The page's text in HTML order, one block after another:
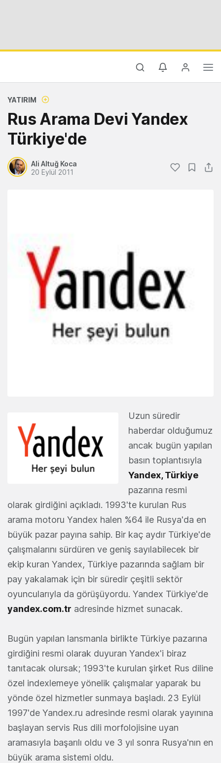
YATIRIM
Rus Arama Devi Yandex
Türkiye'de
Ali Altuğ Koca
20 Eylül 2011
Uzun süredir
haberdar olduğumuz
ancak bugün yapılan
basın toplantısıyla
Yandex, Türkiye
pazarına resmi
olarak girdiğini açıkladı. 1993'te kurulan Rus
arama motoru Yandex halen %64 ile Rusya'da en
büyük pazar payına sahip. Bir kaç aydır Türkiye'de
çalışmalarını sürdüren ve geniş sayılabilecek bir
ekip kuran Yandex, Türkiye pazarında sağlam bir
pay yakalamak için bir süredir çeşitli sektör
oyuncularıyla da görüşüyordu. Yandex Türkiye'de
yandex.com.tr adresinde hizmet sunacak.
Bugün yapılan lansmanla birlikte Türkiye pazarına
girdiğini resmi olarak duyuran Yandex'i biraz
tanıtacak olursak; 1993'te kurulan şirket Rus diline
özel indexlemeye yönelik çalışmalar yaparak bu
yönde özel hizmetler sunmaya başladı. 23 Eylül
1997'de Yandex.ru adresinde resmi olarak yayınına
başlayan servis Rus dili morfolojisine uyan
aramasıyla başarılı oldu ve 3 yıl sonra Rusya'nın en
büyük arama sistemi oldu.